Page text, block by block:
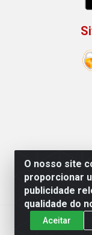
O nosso site
proporcionar
publicidade
qualidade do
Aceitar